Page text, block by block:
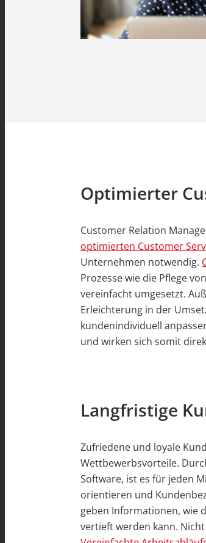
Optimierter
Customer Relation
optimierten Customer
Unternehmen notwendig.
Prozesse wie die Pflege
vereinfacht umgesetzt.
Erleichterung in der
kundenindividuell
und wirken sich somit
Langfristige
Zufriedene und loyale
Wettbewerbsvorteile.
Software, ist es für jeden
orientieren und
geben Informationen, wie
vertieft werden kann.